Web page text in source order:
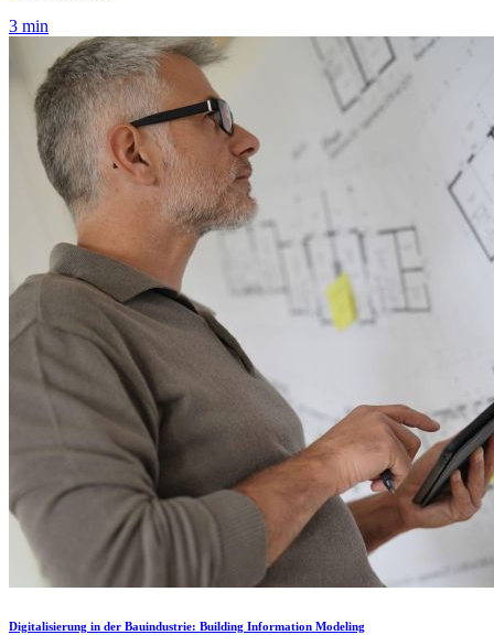
3 min
Digitalisierung in der Bauindustrie: Building Information Modeling